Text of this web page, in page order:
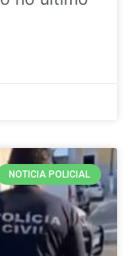
NOTICIA POLICIAL